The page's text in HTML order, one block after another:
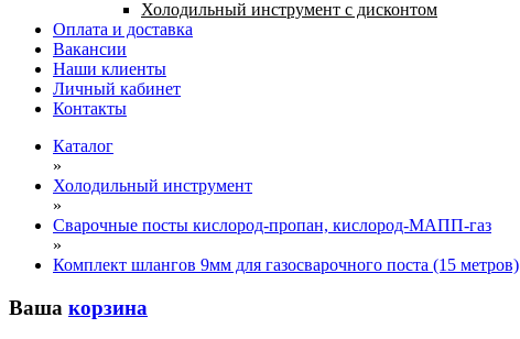
Холодильный инструмент с дисконтом
Оплата и доставка
Вакансии
Наши клиенты
Личный кабинет
Контакты
Каталог
»
Холодильный инструмент
»
Сварочные посты кислород-пропан, кислород-МАПП-газ
»
Комплект шлангов 9мм для газосварочного поста (15 метров)
Ваша корзина